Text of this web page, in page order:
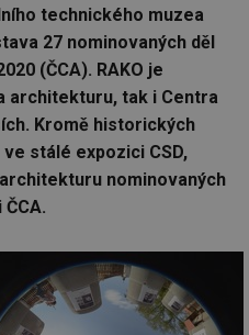
technického muzea
27 nominovaných děl
(ČCA). RAKO je
architekturu, tak i Centra
Kromě historických
stálé expozici CSD,
nominovaných